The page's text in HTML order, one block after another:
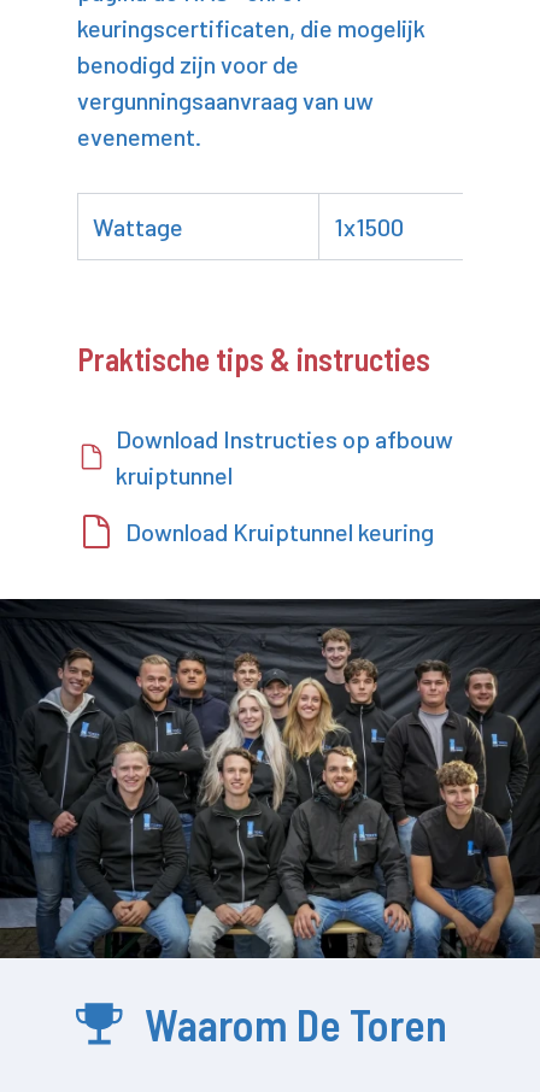
keuringscertificaten, die mogelijk
benodigd zijn voor de
vergunningsaanvraag van uw
evenement.
Wattage 1x1500
Praktische tips & instructies
Download Instructies op afbouw
kruiptunnel
Download Kruiptunnel keuring
Waarom De Toren